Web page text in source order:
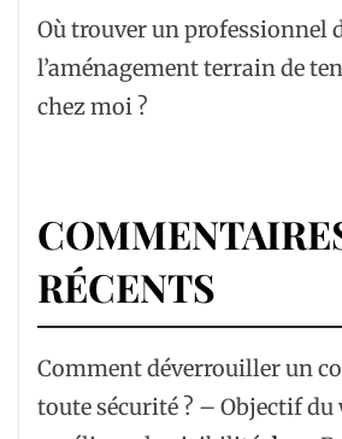
Où trouver un professionnel
l’aménagement terrain de
chez moi ?
RÉCENTS
Comment déverrouiller un
toute sécurité ? – Objectif du